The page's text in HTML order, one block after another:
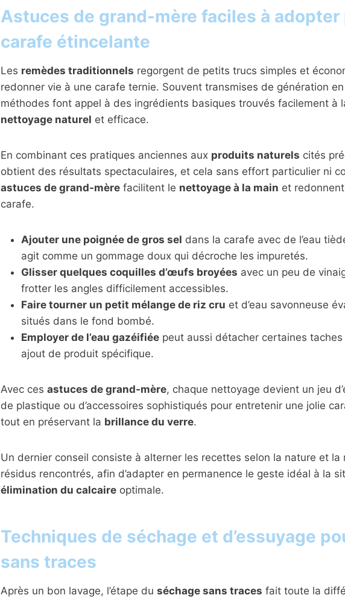
Astuces de grand-mère faciles à adopter
carafe étincelante
Les remèdes traditionnels regorgent de petits trucs simples et
redonner vie à une carafe ternie. Souvent transmises de génération
méthodes font appel à des ingrédients basiques trouvés facilement à
nettoyage naturel et efficace.
En combinant ces pratiques anciennes aux produits naturels cités
obtient des résultats spectaculaires, et cela sans effort particulier ni
astuces de grand-mère facilitent le nettoyage à la main et
carafe.
Ajouter une poignée de gros sel dans la carafe avec de l’eau
agit comme un gommage doux qui décroche les impuretés.
Glisser quelques coquilles d’œufs broyées avec un peu de
frotter les angles difficilement accessibles.
Faire tourner un petit mélange de riz cru et d’eau savonneuse
situés dans le fond bombé.
Employer de l’eau gazéifiée peut aussi détacher certaines
ajout de produit spécifique.
Avec ces astuces de grand-mère, chaque nettoyage devient un jeu
de plastique ou d’accessoires sophistiqués pour entretenir une jolie
tout en préservant la brillance du verre.
Un dernier conseil consiste à alterner les recettes selon la nature et la
résidus rencontrés, afin d’adapter en permanence le geste idéal à la
élimination du calcaire optimale.
Techniques de séchage et d’essuyage
sans traces
Après un bon lavage, l’étape du séchage sans traces fait toute la